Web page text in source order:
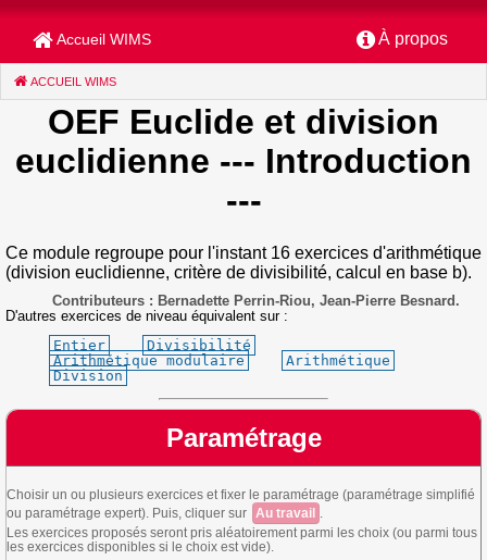
Accueil WIMS À propos
ACCUEIL WIMS
OEF Euclide et division
euclidienne --- Introduction
---
Ce module regroupe pour l'instant 16 exercices d'arithmétique
(division euclidienne, critère de divisibilité, calcul en base b).
Contributeurs : Bernadette Perrin-Riou, Jean-Pierre Besnard.
D'autres exercices de niveau équivalent sur :
Entier
Divisibilité
Arithmétique modulaire
Arithmétique
Division
Paramétrage
Choisir un ou plusieurs exercices et fixer le paramétrage (paramétrage simplifié
ou paramétrage expert). Puis, cliquer sur
Au travail
Les exercices proposés seront pris aléatoirement parmi les choix (ou parmi tous
les exercices disponibles si le choix est vide).